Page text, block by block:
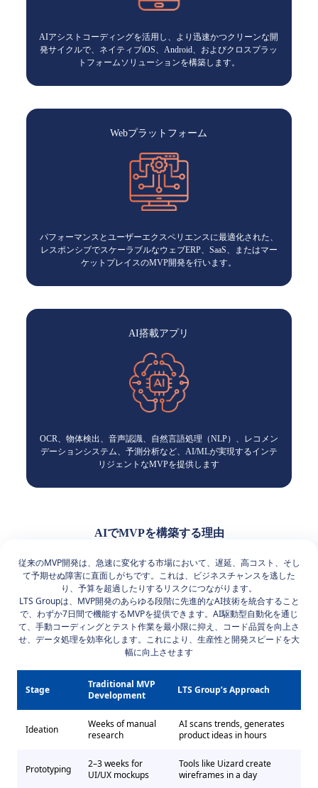
AIアシストコーディングを活用し、より迅速かつクリーンな開
発サイクルで、ネイティブiOS、Android、およびクロスプラッ
トフォームソリューションを構築します。
Webプラットフォーム
パフォーマンスとユーザーエクスペリエンスに最適化された、
レスポンシブでスケーラブルなウェブERP、SaaS、またはマー
ケットプレイスのMVP開発を行います。
AI搭載アプリ
OCR、物体検出、音声認識、自然言語処理（NLP）、レコメン
デーションシステム、予測分析など、AI/MLが実現するインテ
リジェントなMVPを提供します
AIでMVPを構築する理由
従来のMVP開発は、急速に変化する市場において、遅延、高コスト、そし
て予期せぬ障害に直面しがちです。これは、ビジネスチャンスを逃した
り、予算を超過したりするリスクにつながります。
LTS Groupは、MVP開発のあらゆる段階に先進的なAI技術を統合すること
で、わずか7日間で機能するMVPを提供できます。AI駆動型自動化を通じ
て、手動コーディングとテスト作業を最小限に抑え、コード品質を向上さ
せ、データ処理を効率化します。これにより、生産性と開発スピードを大
幅に向上させます
Stage
Traditional MVP
Development
LTS Group’s Approach
Ideation
Weeks of manual
research
AI scans trends, generates
product ideas in hours
Prototyping
2–3 weeks for
UI/UX mockups
Tools like Uizard create
wireframes in a day